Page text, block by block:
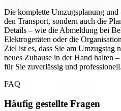
Die komplette Umzugsplanung
den Transport, sondern auch die
Details – wie die Abmeldung bei
Elektrogeräten oder die
Ziel ist es, dass Sie am Umzugstag
neues Zuhause in der Hand halten
für Sie zuverlässig und professionell.
FAQ
Häufig gestellte Fragen